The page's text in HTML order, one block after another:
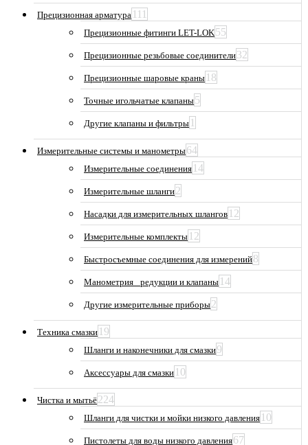
Прецизионная арматура 111
Прецизионные фитинги LET-LOK55
Прецизионные резьбовые соединители32
Прецизионные шаровые краны 18
Точные игольчатые клапаны5
Другие клапаны и фильтры 1
Измерительные системы и манометры64
Измерительные соединения 14
Измерительные шланги2
Насадки для измерительных шлангов 12
Измерительные комплекты 12
Быстросъемные соединения для измерений8
Манометрия_ редукции и клапаны 14
Другие измерительные приборы2
Техника смазки 19
Шланги и наконечники для смазки9
Аксессуары для смазки 10
Чистка и мытьё224
Шланги для чистки и мойки низкого давления 10
Пистолеты для воды низкого давления67